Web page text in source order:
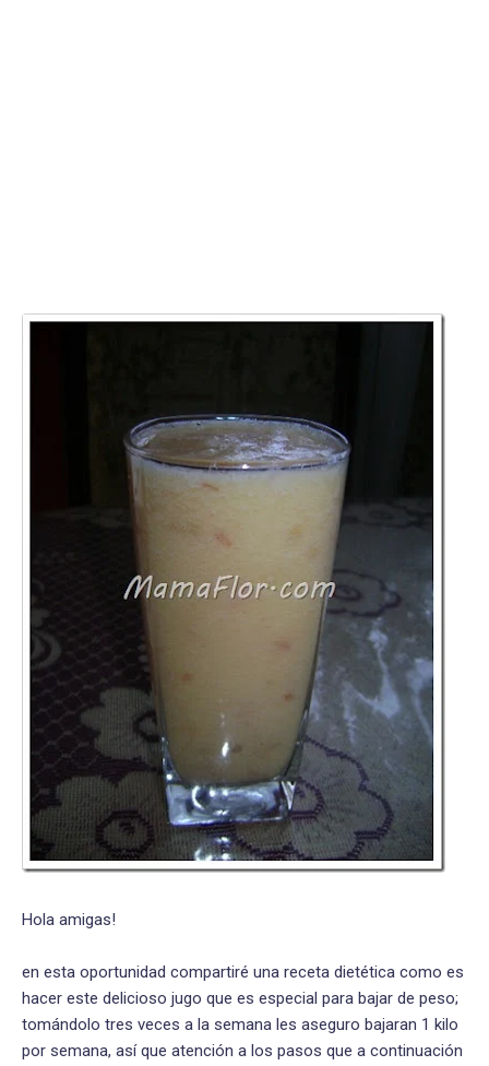
Hola amigas!
en esta oportunidad compartiré una receta dietética como es
hacer este delicioso jugo que es especial para bajar de peso;
tomándolo tres veces a la semana les aseguro bajaran 1 kilo
por semana, así que atención a los pasos que a continuación